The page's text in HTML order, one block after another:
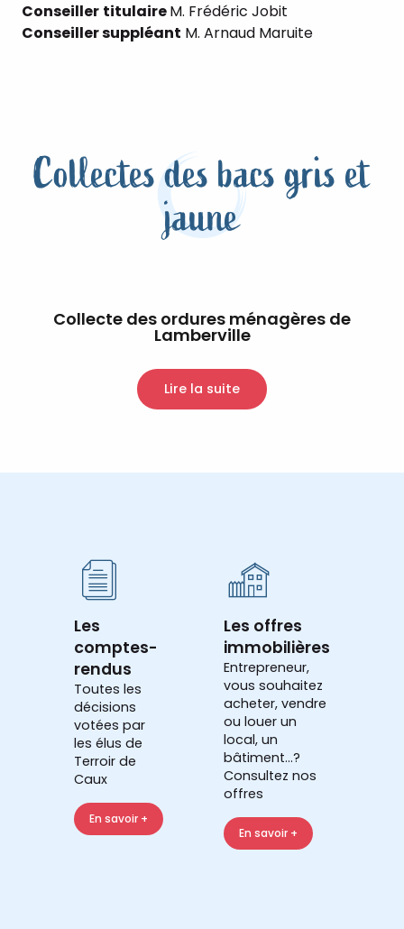
Conseiller titulaireM. Frédéric Jobit
Conseiller suppléant M. Arnaud Maruite
Collectes des bacs gris et
jaune
Collecte des ordures ménagères de
Lamberville
Lire la suite
Les
comptes-
rendus
Toutes les
décisions
votées par
les élus de
Terroir de
Caux
En savoir +
Les offres
immobilières
Entrepreneur,
vous souhaitez
acheter, vendre
ou louer un
local, un
bâtiment...?
Consultez nos
offres
En savoir +